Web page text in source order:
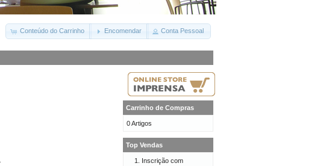
Conteúdo do Carrinho Encomendar Conta Pessoal
Carrinho de Compras
0 Artigos
Top Vendas
Inscrição com